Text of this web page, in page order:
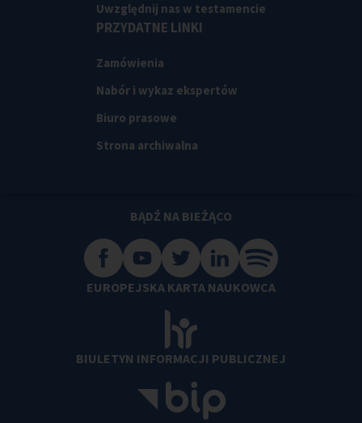
Uwzględnij nas w testamencie
PRZYDATNE LINKI
Zamówienia
Nabór i wykaz ekspertów
Biuro prasowe
Strona archiwalna
BĄDŹ NA BIEŻĄCO
EUROPEJSKA KARTA NAUKOWCA
BIULETYN INFORMACJI PUBLICZNEJ